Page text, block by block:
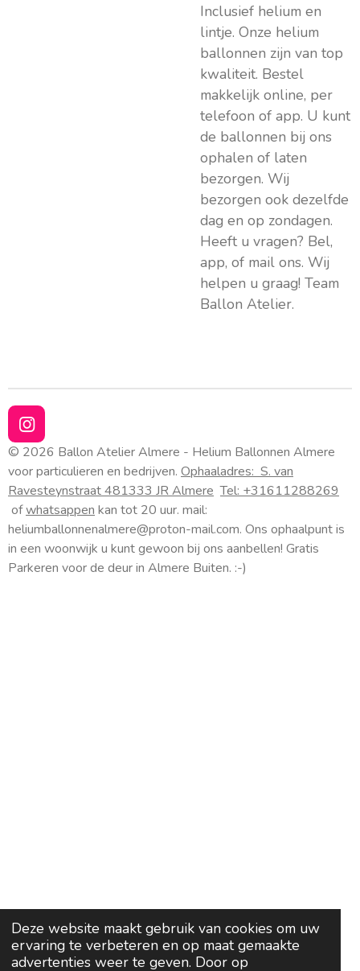
Deze website maakt gebruik van cookies om uw
ervaring te verbeteren en op maat gemaakte
advertenties weer te geven. Door op
Inclusief helium en
lintje. Onze helium
ballonnen zijn van top
kwaliteit. Bestel
makkelijk online, per
telefoon of app. U kunt
de ballonnen bij ons
ophalen of laten
bezorgen. Wij
bezorgen ook dezelfde
dag en op zondagen.
Heeft u vragen? Bel,
app, of mail ons. Wij
helpen u graag! Team
Ballon Atelier.
I
n
s
t
a
g
r
a
m
© 2026 Ballon Atelier Almere - Helium Ballonnen Almere
voor particulieren en bedrijven. Ophaaladres: S. van
Ravesteynstraat 481333 JR Almere Tel: +31611288269
ofwhatsappen kan tot 20 uur. mail:
heliumballonnenalmere@proton-mail.com. Ons ophaalpunt is
in een woonwijk u kunt gewoon bij ons aanbellen! Gratis
Parkeren voor de deur in Almere Buiten. :-)